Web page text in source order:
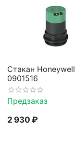
Стакан Honeywell
0901516
Предзаказ
2 930 ₽